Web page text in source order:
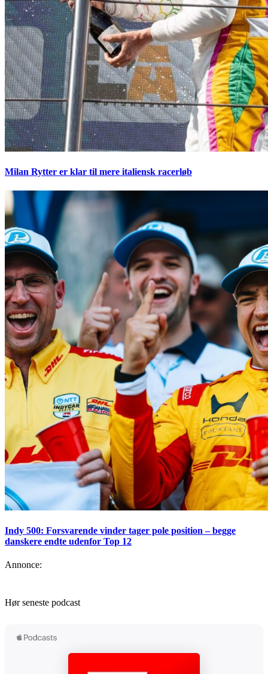
Milan Rytter er klar til mere italiensk racerløb
Indy 500: Forsvarende vinder tager pole position – begge
danskere endte udenfor Top 12
Annonce:
Hør seneste podcast